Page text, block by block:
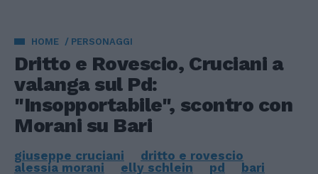
HOME PERSONAGGI
Dritto e Rovescio, Cruciani a
valanga sul Pd:
"Insopportabile", scontro con
Morani su Bari
giuseppe cruciani
dritto e rovescio
alessia morani
elly schlein pd bari